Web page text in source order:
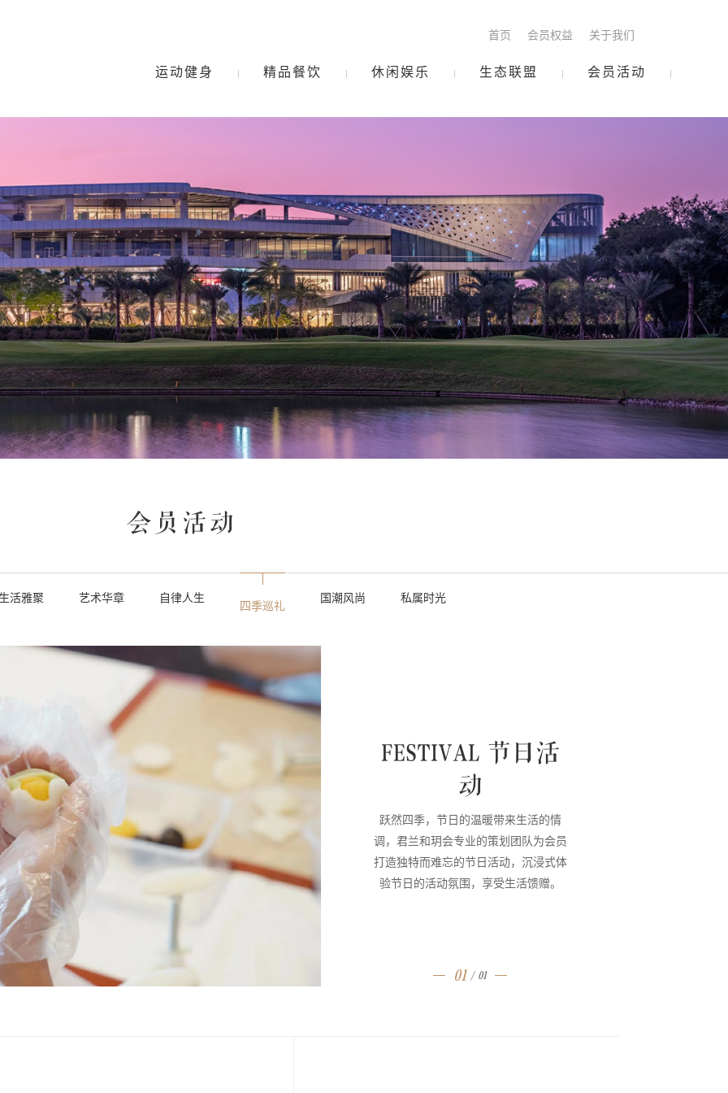
首页 会员权益 关于我们
运动健身 精品餐饮 休闲娱乐 生态联盟 会员活动
会员活动
活雅聚 艺术华章 自律人生
四季巡礼
国潮风尚 私属时光
FESTIVAL 节日活
动
跃然四季，节日的温暖带来生活的情
调，君兰和玥会专业的策划团队为会员
打造独特而难忘的节日活动，沉浸式体
验节日的活动氛围，享受生活馈赠。
01 / 01